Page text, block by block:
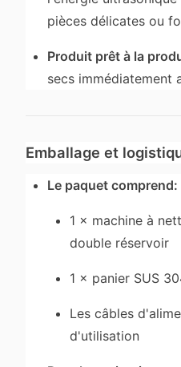
pièces délicates ou
Produit prêt à la
secs immédiatement
Emballage et
Le paquet comprend:
1 × machine à
double réservoir
1 × panier SUS
Les câbles
d'utilisation